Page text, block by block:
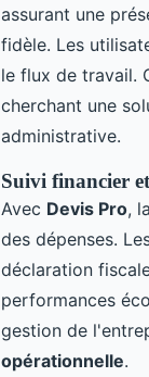
assurant une
fidèle. Les
le flux de travail.
cherchant une
administrative.
Suivi financier
Avec Devis Pro,
des dépenses.
déclaration
performances
gestion de
opérationnelle.